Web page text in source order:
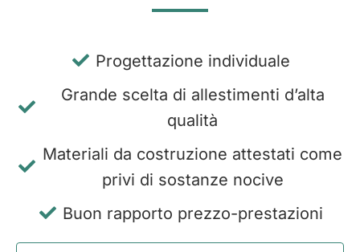
Progettazione individuale
Grande scelta di allestimenti d’alta
qualità
Materiali da costruzione attestati come
privi di sostanze nocive
Buon rapporto prezzo-prestazioni